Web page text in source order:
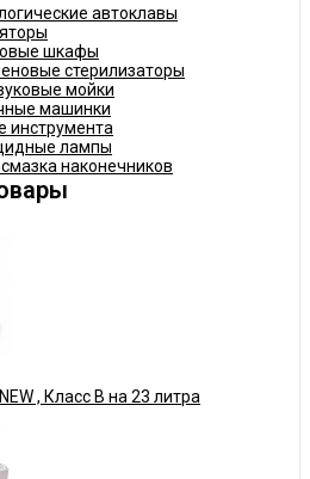
автоклавы
шкафы
стерилизаторы
мойки
машинки
инструмента
лампы
наконечников
, Класс В на 23 литра